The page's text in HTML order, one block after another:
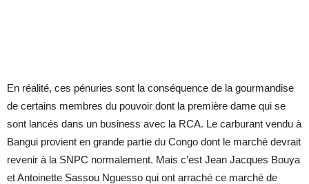
En réalité, ces pénuries sont la conséquence de la gourmandise
de certains membres du pouvoir dont la première dame qui se
sont lancés dans un business avec la RCA. Le carburant vendu à
Bangui provient en grande partie du Congo dont le marché devrait
revenir à la SNPC normalement. Mais c’est Jean Jacques Bouya
et Antoinette Sassou Nguesso qui ont arraché ce marché de